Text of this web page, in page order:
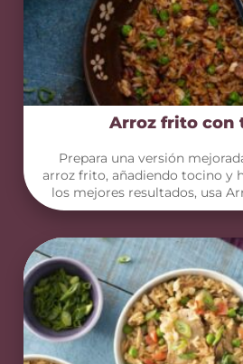
Arroz frito con
Prepara una versión
arroz frito, añadiendo tocino y
los mejores resultados, usa